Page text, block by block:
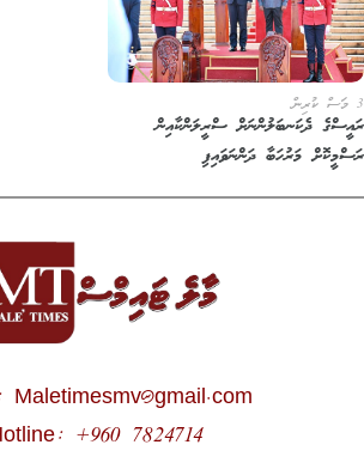
3 މަސް ކުރިން
ރައީސްގެ ދެކަނބަލުންނަށް ސްރީލަންކާއިން
ރަސްމީކޮށް މަރުހަބާ ދަންނަވައިފި
Maletimesmv@gmail.com
+960 7824714